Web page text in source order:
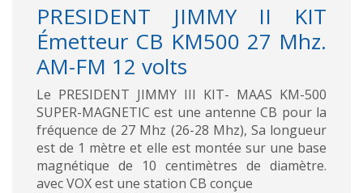
PRESIDENT JIMMY II KIT
Émetteur CB KM500 27 Mhz.
AM-FM 12 volts
Le PRESIDENT JIMMY III KIT- MAAS KM-500
SUPER-MAGNETIC est une antenne CB pour la
fréquence de 27 Mhz (26-28 Mhz), Sa longueur
est de 1 mètre et elle est montée sur une base
magnétique de 10 centimètres de diamètre.
avec VOX est une station CB conçue